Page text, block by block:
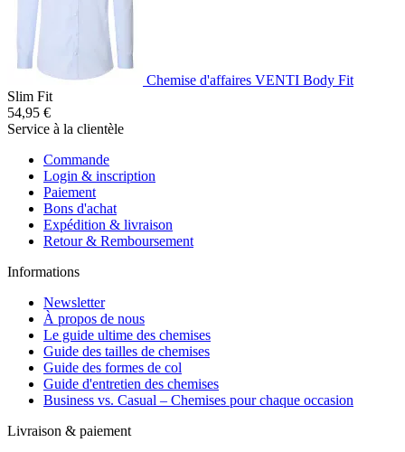
Chemise d'affaires VENTI Body Fit
Slim Fit
54,95 €
Service à la clientèle
Commande
Login & inscription
Paiement
Bons d'achat
Expédition & livraison
Retour & Remboursement
Informations
Newsletter
À propos de nous
Le guide ultime des chemises
Guide des tailles de chemises
Guide des formes de col
Guide d'entretien des chemises
Business vs. Casual – Chemises pour chaque occasion
Livraison & paiement